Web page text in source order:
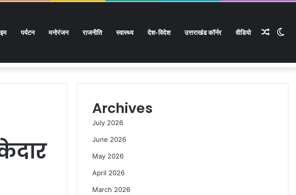
पर्यटन मनोरंजन राजनीति स्वास्थ्य देश-विदेश उत्तराखंड कॉर्नर वीडियो
Archives
July 2026
June 2026
May 2026
April 2026
March 2026